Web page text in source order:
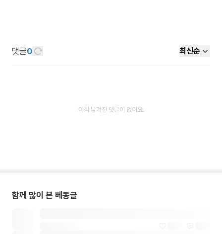
댓글0 최신순
아직 남겨진 댓글이 없어요.
함께 많이 본 베동글